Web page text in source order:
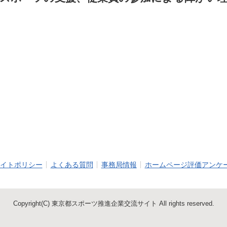
トポリシー よくある質問 事務局情報 ホームページ評価アンケ
Copyright(C) 東京都スポーツ推進企業交流サイト All rights reserved.